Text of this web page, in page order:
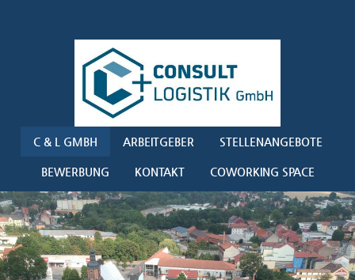
C & L GMBH ARBEITGEBER STELLENANGEBOTE
BEWERBUNG KONTAKT COWORKING SPACE